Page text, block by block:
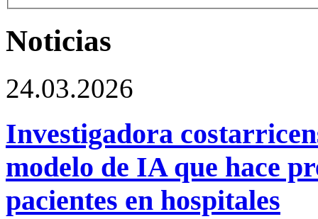
Noticias
24.03.2026
Investigadora
modelo de IA que hace
pacientes en hospitales